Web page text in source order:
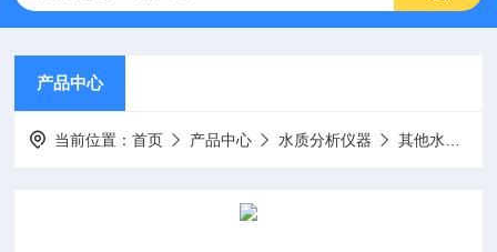
产品中心
当前位置：首页 产品中心 水质分析仪器 其他水质分析仪及配件